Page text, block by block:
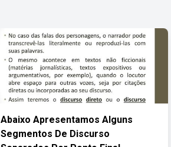
Abaixo Apresentamos Alguns
Segmentos De Discurso